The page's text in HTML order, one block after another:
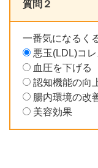
質問２
一番気になるく
悪玉(LDL)コ
血圧を下げる
認知機能の向
腸内環境の改
美容効果